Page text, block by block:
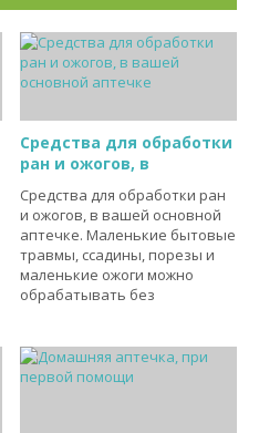
Средства для обработки
ран и ожогов, в
Средства для обработки ран
и ожогов, в вашей основной
аптечке. Маленькие бытовые
травмы, ссадины, порезы и
маленькие ожоги можно
обрабатывать без